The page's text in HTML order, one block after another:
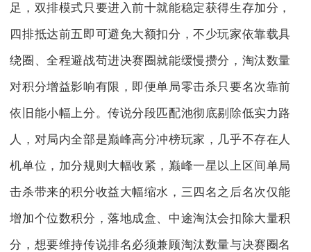
足，双排模式只要进入前十就能稳定获得生存加分，
四排抵达前五即可避免大额扣分，不少玩家依靠载具
绕圈、全程避战苟进决赛圈就能缓慢攒分，淘汰数量
对积分增益影响有限，即便单局零击杀只要名次靠前
依旧能小幅上分。传说分段匹配池彻底剔除低实力路
人，对局内全部是巅峰高分冲榜玩家，几乎不存在人
机单位，加分规则大幅收紧，巅峰一星以上区间单局
击杀带来的积分收益大幅缩水，三四名之后名次仅能
增加个位数积分，落地成盒、中途淘汰会扣除大量积
分，想要维持传说排名必须兼顾淘汰数量与决赛圈名